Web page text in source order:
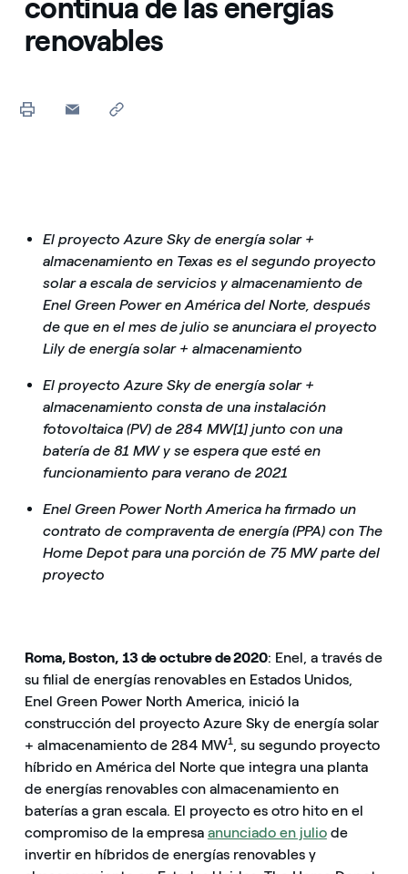
continua de las energías
renovables
El proyecto Azure Sky de energía solar +
almacenamiento en Texas es el segundo proyecto
solar a escala de servicios y almacenamiento de
Enel Green Power en América del Norte, después
de que en el mes de julio se anunciara el proyecto
Lily de energía solar + almacenamiento
El proyecto Azure Sky de energía solar +
almacenamiento consta de una instalación
fotovoltaica (PV) de 284 MW[1] junto con una
batería de 81 MW y se espera que esté en
funcionamiento para verano de 2021
Enel Green Power North America ha firmado un
contrato de compraventa de energía (PPA) con The
Home Depot para una porción de 75 MW parte del
proyecto
Roma, Boston, 13 de octubre de 2020: Enel, a través de
su filial de energías renovables en Estados Unidos,
Enel Green Power North America, inició la
construcción del proyecto Azure Sky de energía solar
+ almacenamiento de 284 MW1, su segundo proyecto
híbrido en América del Norte que integra una planta
de energías renovables con almacenamiento en
baterías a gran escala. El proyecto es otro hito en el
compromiso de la empresa anunciado en juliode
invertir en híbridos de energías renovables y